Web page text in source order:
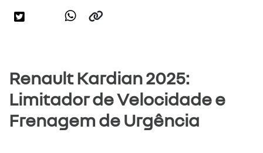
Renault Kardian 2025:
Limitador de Velocidade e
Frenagem de Urgência